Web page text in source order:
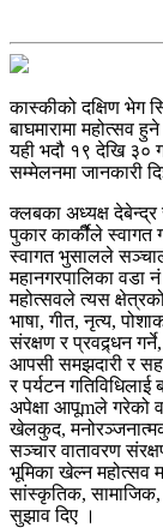
कास्कीको दक्षिण भेग
बाघमारामा महोत्सव
यही भदौ १९ देखि ३०
सम्मेलनमा जानकारी
क्लबका अध्यक्ष देबेन्द्र
पुकार कार्कीैले स्वागत
स्वागत भुसालले
महानगरपालिका वडा
महोत्सवले त्यस
भाषा, गीत, नृत्य,
संरक्षण र प्रवद्र्धन
आपसी समझदारी र
र पर्यटन
अपेक्षा आपूmले गरेको
खेलकुद, मनोरञ्जनात्मक
सञ्चार वातावरण
भूमिका खेल्न महोत्सव
सांस्कृतिक, सामाजिक,
सुझाव दिए ।